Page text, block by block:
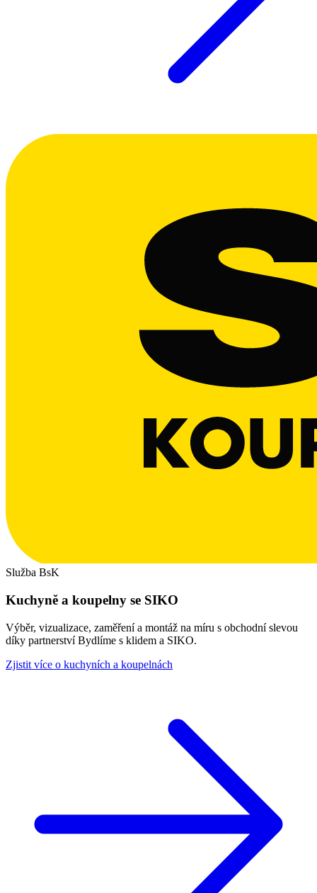
Služba BsK
Kuchyně a koupelny se SIKO
Výběr, vizualizace, zaměření a montáž na míru s obchodní slevou
díky partnerství Bydlíme s klidem a SIKO.
Zjistit více o kuchyních a koupelnách